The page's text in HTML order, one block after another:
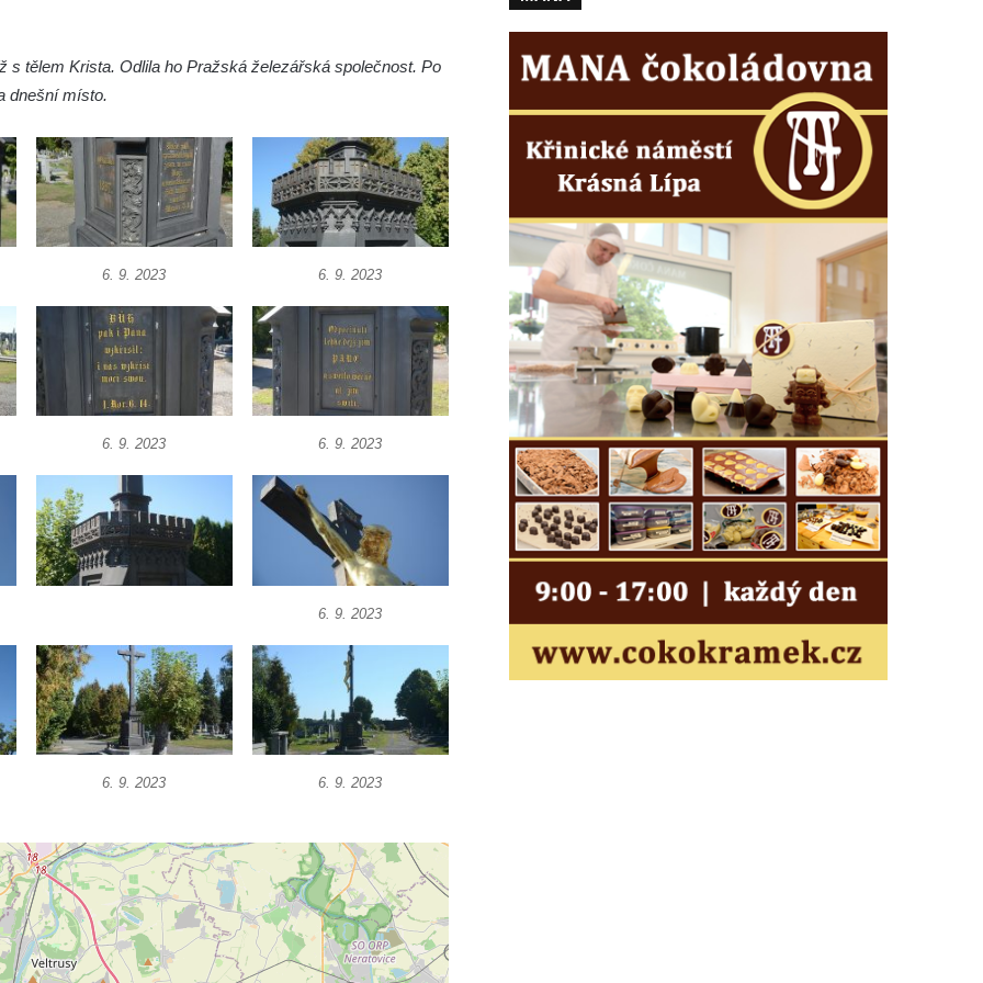
tělem Krista. Odlila ho Pražská železářská společnost. Po
dnešní místo.
6. 9. 2023 6. 9. 2023
6. 9. 2023 6. 9. 2023
6. 9. 2023
6. 9. 2023 6. 9. 2023